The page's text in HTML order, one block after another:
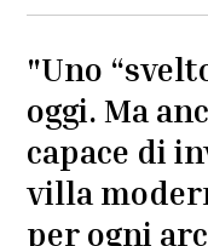
"Uno
oggi. Ma
capace di
villa
per ogni